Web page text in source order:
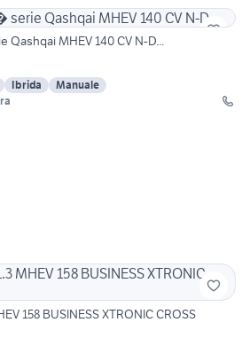
Qashqai MHEV 140 CV N-D...
Ibrida
Manuale
158 BUSINESS XTRONIC CROSS